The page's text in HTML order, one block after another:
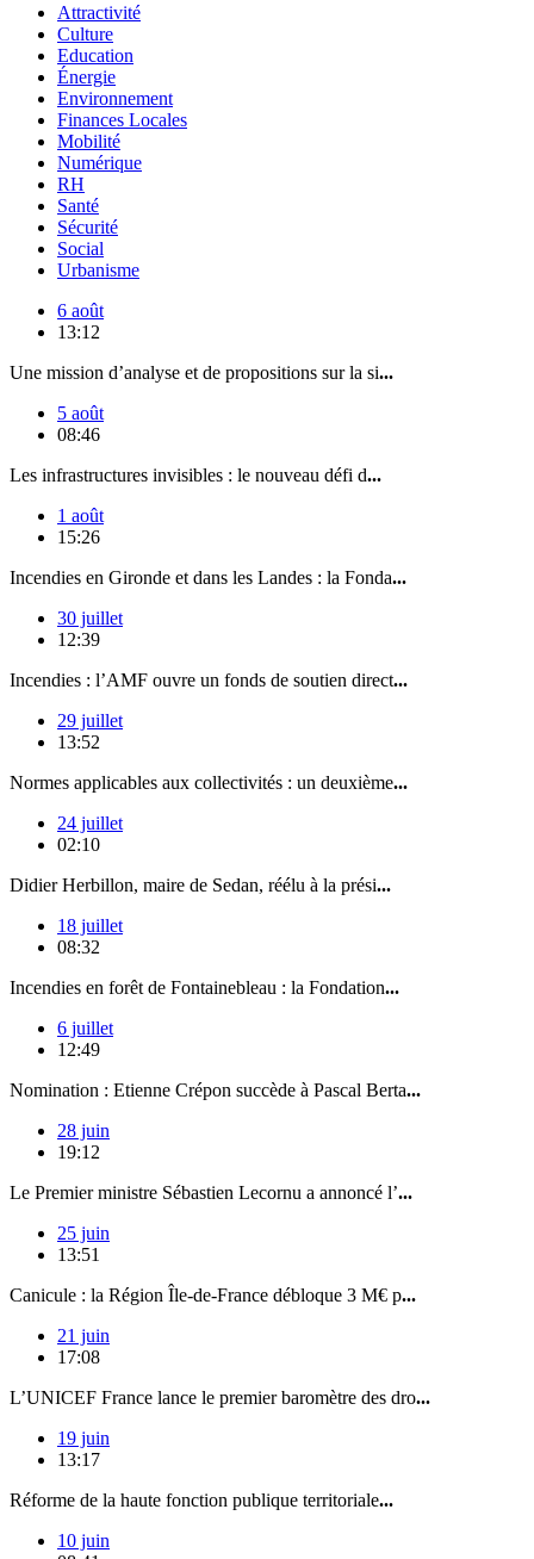
Attractivité
Culture
Education
Énergie
Environnement
Finances Locales
Mobilité
Numérique
RH
Santé
Sécurité
Social
Urbanisme
6 août
13:12
Une mission d’analyse et de propositions sur la si...
5 août
08:46
Les infrastructures invisibles : le nouveau défi d...
1 août
15:26
Incendies en Gironde et dans les Landes : la Fonda...
30 juillet
12:39
Incendies : l’AMF ouvre un fonds de soutien direct...
29 juillet
13:52
Normes applicables aux collectivités : un deuxième...
24 juillet
02:10
Didier Herbillon, maire de Sedan, réélu à la prési...
18 juillet
08:32
Incendies en forêt de Fontainebleau : la Fondation...
6 juillet
12:49
Nomination : Etienne Crépon succède à Pascal Berta...
28 juin
19:12
Le Premier ministre Sébastien Lecornu a annoncé l’...
25 juin
13:51
Canicule : la Région Île-de-France débloque 3 M€ p...
21 juin
17:08
L’UNICEF France lance le premier baromètre des dro...
19 juin
13:17
Réforme de la haute fonction publique territoriale...
10 juin